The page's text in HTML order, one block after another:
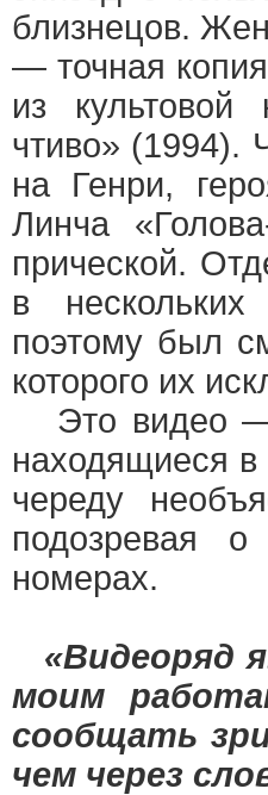
близнецов.
— точная
из культовой
чтиво» (1994).
на Генри,
Линча
прической.
в
поэтому был
которого их
Это видео —
находящиеся
череду
подозревая
номерах.
«Видеоряд
моим
сообщать
чем через